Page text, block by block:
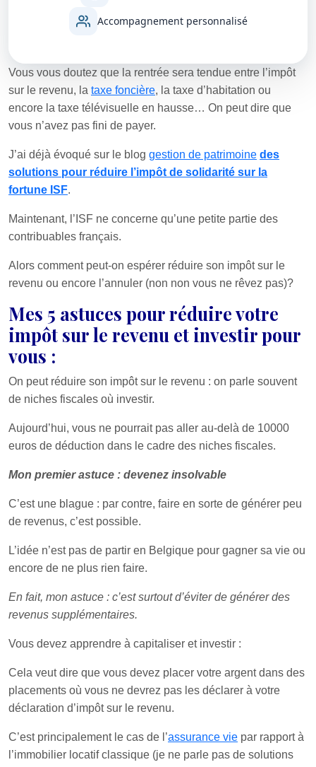
Accompagnement personnalisé
Vous vous doutez que la rentrée sera tendue entre l’impôt
sur le revenu, la taxe foncière, la taxe d’habitation ou
encore la taxe télévisuelle en hausse… On peut dire que
vous n’avez pas fini de payer.
J’ai déjà évoqué sur le blog gestion de patrimoine des
solutions pour réduire l’impôt de solidarité sur la
fortune ISF.
Maintenant, l’ISF ne concerne qu’une petite partie des
contribuables français.
Alors comment peut-on espérer réduire son impôt sur le
revenu ou encore l’annuler (non non vous ne rêvez pas)?
Mes 5 astuces pour réduire votre
impôt sur le revenu et investir pour
vous :
On peut réduire son impôt sur le revenu : on parle souvent
de niches fiscales où investir.
Aujourd’hui, vous ne pourrait pas aller au-delà de 10000
euros de déduction dans le cadre des niches fiscales.
Mon premier astuce : devenez insolvable
C’est une blague : par contre, faire en sorte de générer peu
de revenus, c’est possible.
L’idée n’est pas de partir en Belgique pour gagner sa vie ou
encore de ne plus rien faire.
En fait, mon astuce : c’est surtout d’éviter de générer des
revenus supplémentaires.
Vous devez apprendre à capitaliser et investir :
Cela veut dire que vous devez placer votre argent dans des
placements où vous ne devrez pas les déclarer à votre
déclaration d’impôt sur le revenu.
C’est principalement le cas de l’assurance vie par rapport à
l’immobilier locatif classique (je ne parle pas de solutions